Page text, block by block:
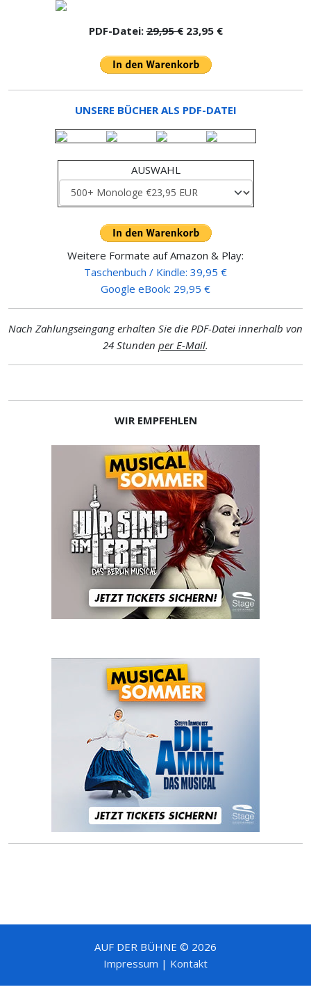
PDF-Datei:29,95 €23,95 €
UNSERE BÜCHER ALS PDF-DATEI
AUSWAHL
Weitere Formate auf Amazon & Play:
Taschenbuch / Kindle: 39,95 €
Google eBook: 29,95 €
Nach Zahlungseingang erhalten Sie die PDF-Datei innerhalb von
24 Stunden per E-Mail.
WIR EMPFEHLEN
AUF DER BÜHNE © 2026
Impressum | Kontakt